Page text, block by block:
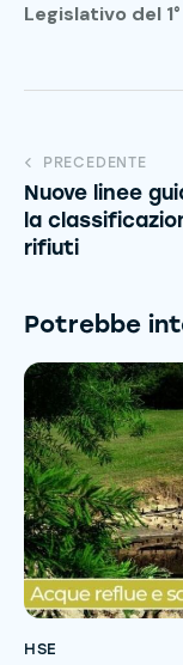
Legislativo del
PRECEDENTE
Nuove linee
la
rifiuti
Potrebbe
HSE